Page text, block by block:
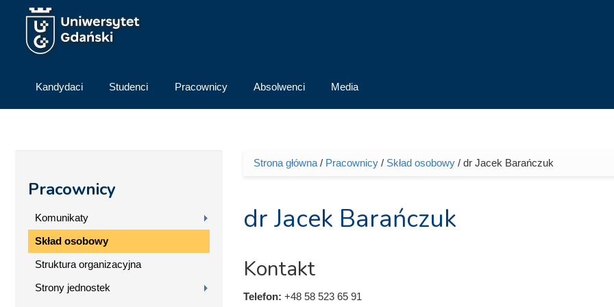
Przejdź do treści
Kandydaci Studenci Pracownicy Absolwenci Media
Pracownicy
Komunikaty
Skład osobowy
Struktura organizacyjna
Strony jednostek
Jesteś tutaj
Strona główna/ Pracownicy/ Skład osobowy/ dr Jacek Barańczuk
dr Jacek Barańczuk
Kontakt
Telefon: +48 58 523 65 91